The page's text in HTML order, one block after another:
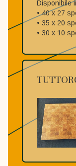
Disponibile
• 40 x 27
• 35 x 20
• 30 x 10